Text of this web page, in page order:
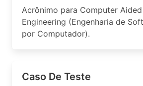
Acrônimo para Computer
Engineering (Engenharia de
por Computador).
Caso De Teste